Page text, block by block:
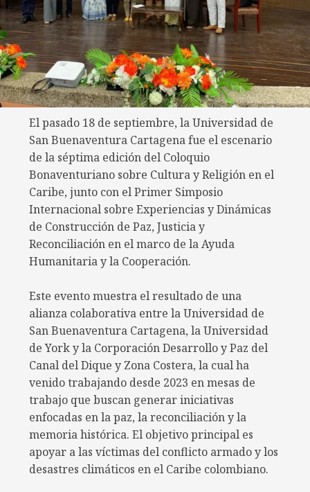
El pasado 18 de septiembre, la Universidad de
San Buenaventura Cartagena fue el escenario
de la séptima edición del Coloquio
Bonaventuriano sobre Cultura y Religión en el
Caribe, junto con el Primer Simposio
Internacional sobre Experiencias y Dinámicas
de Construcción de Paz, Justicia y
Reconciliación en el marco de la Ayuda
Humanitaria y la Cooperación.
Este evento muestra el resultado de una
alianza colaborativa entre la Universidad de
San Buenaventura Cartagena, la Universidad
de York y la Corporación Desarrollo y Paz del
Canal del Dique y Zona Costera, la cual ha
venido trabajando desde 2023 en mesas de
trabajo que buscan generar iniciativas
enfocadas en la paz, la reconciliación y la
memoria histórica. El objetivo principal es
apoyar a las víctimas del conflicto armado y los
desastres climáticos en el Caribe colombiano.